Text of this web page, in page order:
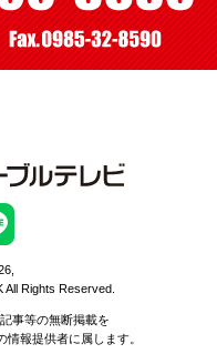
All Rights Reserved.
事等の無断掲載を
報提供者に属します。